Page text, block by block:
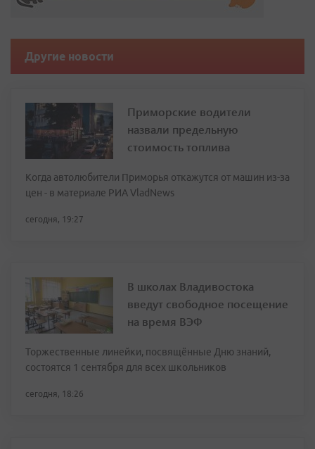
Другие новости
Приморские водители
назвали предельную
стоимость топлива
Когда автолюбители Приморья откажутся от машин из-за
цен - в материале РИА VladNews
сегодня, 19:27
В школах Владивостока
введут свободное посещение
на время ВЭФ
Торжественные линейки, посвящённые Дню знаний,
состоятся 1 сентября для всех школьников
сегодня, 18:26